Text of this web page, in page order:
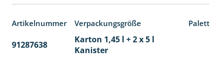
Artikelnummer Verpackungsgröße
91287638
Karton 1,45 l + 2 x 5 l
Kanister